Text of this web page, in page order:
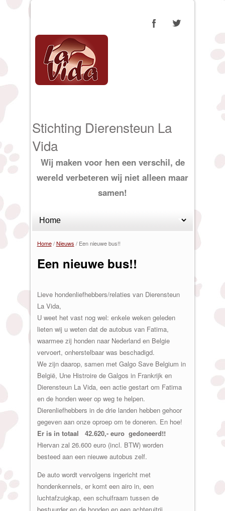
Stichting Dierensteun La
Vida
Wij maken voor hen een verschil, de
wereld verbeteren wij niet alleen maar
samen!
Home / Nieuws / Een nieuwe bus!!
Een nieuwe bus!!
Lieve hondenliefhebbers/relaties van Dierensteun
La Vida,
U weet het vast nog wel: enkele weken geleden
lieten wij u weten dat de autobus van Fatima,
waarmee zij honden naar Nederland en Belgie
vervoert, onherstelbaar was beschadigd.
We zijn daarop, samen met Galgo Save Belgium in
België, Une Histroire de Galgos in Frankrijk en
Dierensteun La Vida, een actie gestart om Fatima
en de honden weer op weg te helpen.
Dierenliefhebbers in de drie landen hebben gehoor
gegeven aan onze oproep om te doneren. En hoe!
Er is in totaal 42.620,- euro gedoneerd!!
Hiervan zal 26.600 euro (incl. BTW) worden
besteed aan een nieuwe autobus zelf.
De auto wordt vervolgens ingericht met
hondenkennels, er komt een airo in, een
luchtafzuigkap, een schuifraam tussen de
bestuurder en de honden en een achteruitrij